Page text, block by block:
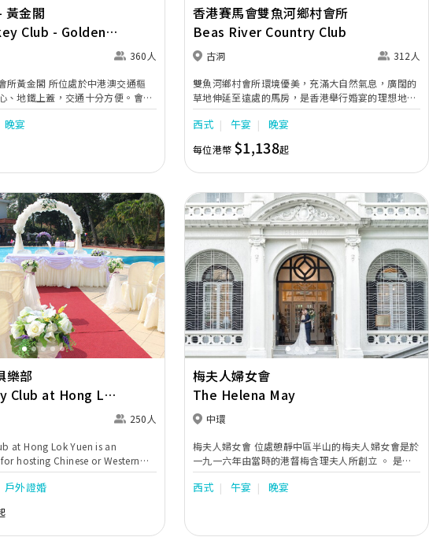
黃金閣
Club - Golden
360人
所黃金閣 所位處於中港澳交通樞
、地鐵上蓋，交通十分方便。會所
婚宴場地，適合不同喜好及要求的
約八萬平方呎。專為會員提供康樂
晚宴
香港賽馬會雙魚河鄉村會所
Beas River Country Club
古洞 312人
雙魚河鄉村會所環境優美，充滿大自然氣息，廣闊的
草地伸延至遠處的馬房，是香港舉行婚宴的理想地點
之一。雙魚河於1930年代落成，清幽的鄉郊氣息與平
靜的農村生活互相呼應。這裡的環境舒適優雅，溫馨
怡人，最適合與至愛親朋慶祝您的結婚盛事。
西式 午宴 晚宴
每位港幣 $1,138起
Next
樂部
Club at Hong Lok
250人
at Hong Lok Yuen is an
hosting Chinese or Western
and outdoor poolside
For a seamless country club
day, couples can conduct
ceremony with a lunch or
by the poolside, followed by
戶外證婚
Previous Next
梅夫人婦女會
The Helena May
中環
梅夫人婦女會 位處憩靜中區半山的梅夫人婦女會是於
一九一六年由當時的港督梅含理夫人所創立 ◦ 是現
存香港少數的古典歐陸式建築物 ٫ 並已被特區政府列
為法定的古蹟 ◦ 十七呎高的樓底 ٫ 英式的室內佈置
會廳供舉行各類型的婚宴 ◦ 舉凡二百人的雞尾酒會٫
西式 午宴 晚宴